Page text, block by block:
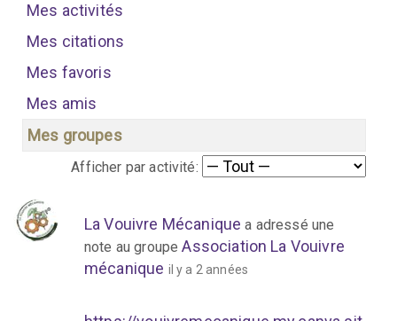
Mes activités
Mes citations
Mes favoris
Mes amis
Mes groupes
Afficher par activité:
La Vouivre Mécanique a adressé une
note au groupeAssociation La Vouivre
mécanique il y a 2 années